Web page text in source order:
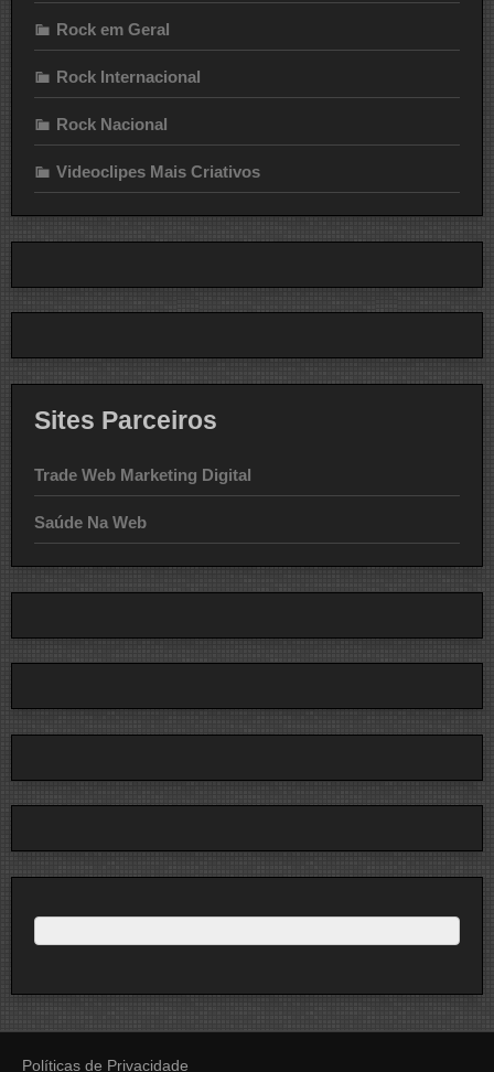
Rock em Geral
Rock Internacional
Rock Nacional
Videoclipes Mais Criativos
Sites Parceiros
Trade Web Marketing Digital
Saúde Na Web
Políticas de Privacidade